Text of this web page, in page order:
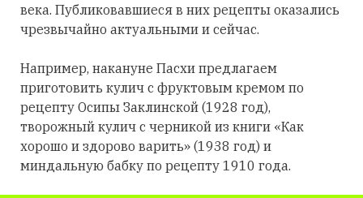
века. Публиковавшиеся в них рецепты оказались
чрезвычайно актуальными и сейчас.
Например, накануне Пасхи предлагаем
приготовить кулич с фруктовым кремом по
рецепту Осипы Заклинской (1928 год),
творожный кулич с черникой из книги «Как
хорошо и здорово варить» (1938 год) и
миндальную бабку по рецепту 1910 года.